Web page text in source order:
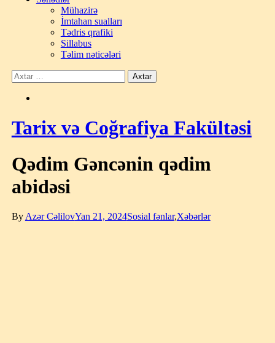
Mühazirə
İmtahan sualları
Tədris qrafiki
Sillabus
Təlim nəticələri
Tarix və Coğrafiya Fakültəsi
Qədim Gəncənin qədim
abidəsi
By Azər CəlilovYan 21, 2024Sosial fənlar,Xəbərlər